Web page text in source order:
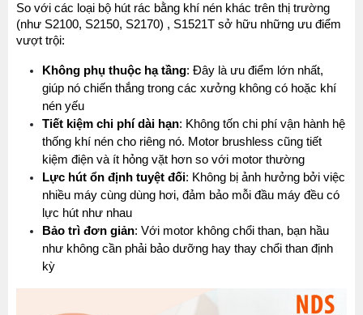
So với các loại bộ hút rác bằng khí nén khác trên thị trường
(như S2100, S2150, S2170) , S1521T sở hữu những ưu điểm
vượt trội:
Không phụ thuộc hạ tầng: Đây là ưu điểm lớn nhất,
giúp nó chiến thắng trong các xưởng không có hoặc khí
nén yếu
Tiết kiệm chi phí dài hạn: Không tốn chi phí vận hành hệ
thống khí nén cho riêng nó. Motor brushless cũng tiết
kiệm điện và ít hỏng vặt hơn so với motor thường
Lực hút ổn định tuyệt đối: Không bị ảnh hưởng bởi việc
nhiều máy cùng dùng hơi, đảm bảo mỗi đầu máy đều có
lực hút như nhau
Bảo trì đơn giản: Với motor không chổi than, bạn hầu
như không cần phải bảo dưỡng hay thay chổi than định
kỳ